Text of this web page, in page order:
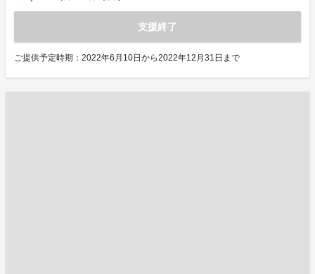
支援終了
ご提供予定時期：2022年6月10日から2022年12月31日まで